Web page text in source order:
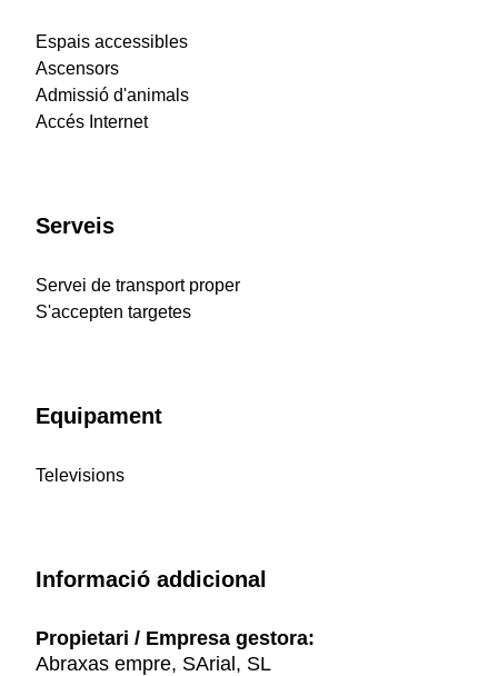
Espais accessibles
Ascensors
Admissió d'animals
Accés Internet
Serveis
Servei de transport proper
S'accepten targetes
Equipament
Televisions
Informació addicional
Propietari / Empresa gestora:
Abraxas empre, SArial, SL